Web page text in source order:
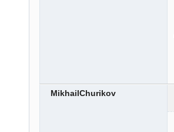
MikhailChurikov